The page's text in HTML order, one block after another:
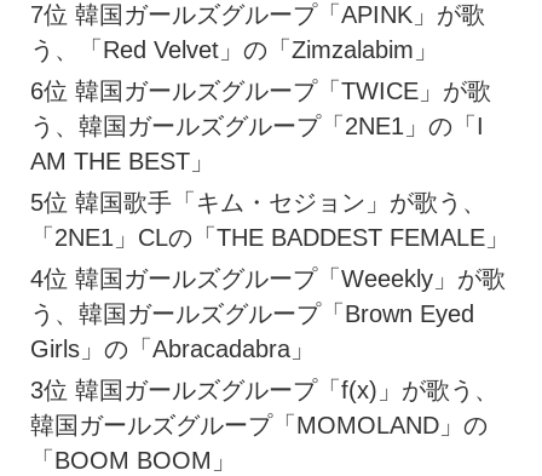
7位 韓国ガールズグループ「APINK」が歌
う、「Red Velvet」の「Zimzalabim」
6位 韓国ガールズグループ「TWICE」が歌
う、韓国ガールズグループ「2NE1」の「I
AM THE BEST」
5位 韓国歌手「キム・セジョン」が歌う、
「2NE1」CLの「THE BADDEST FEMALE」
4位 韓国ガールズグループ「Weeekly」が歌
う、韓国ガールズグループ「Brown Eyed
Girls」の「Abracadabra」
3位 韓国ガールズグループ「f(x)」が歌う、
韓国ガールズグループ「MOMOLAND」の
「BOOM BOOM」